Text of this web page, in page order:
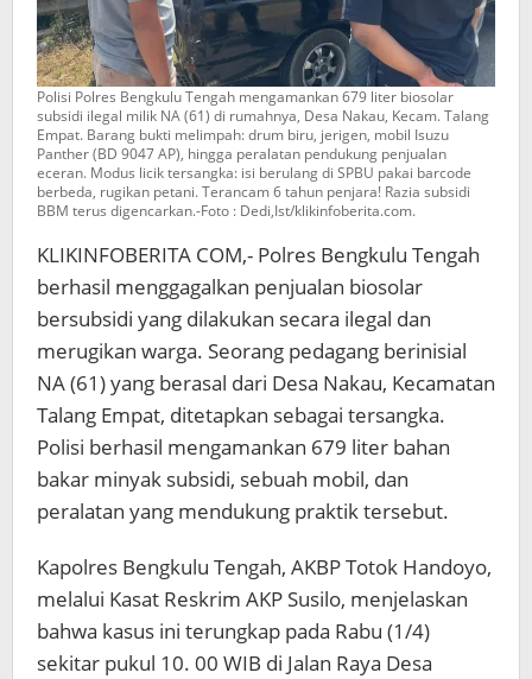
Polisi Polres Bengkulu Tengah mengamankan 679 liter biosolar
subsidi ilegal milik NA (61) di rumahnya, Desa Nakau, Kecam. Talang
Empat. Barang bukti melimpah: drum biru, jerigen, mobil Isuzu
Panther (BD 9047 AP), hingga peralatan pendukung penjualan
eceran. Modus licik tersangka: isi berulang di SPBU pakai barcode
berbeda, rugikan petani. Terancam 6 tahun penjara! Razia subsidi
BBM terus digencarkan.-Foto : Dedi,Ist/klikinfoberita.com.
KLIKINFOBERITA COM,- Polres Bengkulu Tengah
berhasil menggagalkan penjualan biosolar
bersubsidi yang dilakukan secara ilegal dan
merugikan warga. Seorang pedagang berinisial
NA (61) yang berasal dari Desa Nakau, Kecamatan
Talang Empat, ditetapkan sebagai tersangka.
Polisi berhasil mengamankan 679 liter bahan
bakar minyak subsidi, sebuah mobil, dan
peralatan yang mendukung praktik tersebut.
Kapolres Bengkulu Tengah, AKBP Totok Handoyo,
melalui Kasat Reskrim AKP Susilo, menjelaskan
bahwa kasus ini terungkap pada Rabu (1/4)
sekitar pukul 10. 00 WIB di Jalan Raya Desa